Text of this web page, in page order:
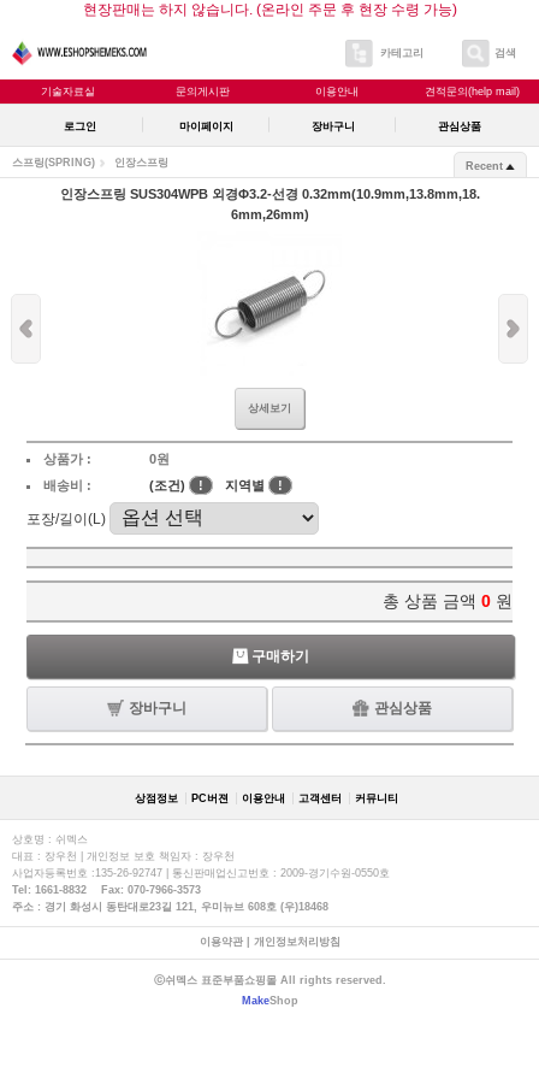
현장판매는 하지 않습니다. (온라인 주문 후 현장 수령 가능)
카테고리 검색
기술자료실 문의게시판 이용안내 견적문의(help mail)
로그인 마이페이지 장바구니 관심상품
스프링(SPRING) 인장스프링 Recent
인장스프링 SUS304WPB 외경Φ3.2-선경 0.32mm(10.9mm,13.8mm,18.
6mm,26mm)
상세보기
상품가 :
0원
배송비 :
(조건) ! 지역별 !
포장/길이(L)
총 상품 금액 0 원
구매하기
장바구니 관심상품
상점정보 PC버젼 이용안내 고객센터 커뮤니티
상호명 : 쉬멕스
대표 : 장우천 | 개인정보 보호 책임자 : 장우천
사업자등록번호 :135-26-92747 | 통신판매업신고번호 : 2009-경기수원-0550호
Tel: 1661-8832 Fax: 070-7966-3573
주소 : 경기 화성시 동탄대로23길 121, 우미뉴브 608호 (우)18468
이용약관| 개인정보처리방침
ⓒ쉬멕스 표준부품쇼핑몰 All rights reserved.
MakeShop